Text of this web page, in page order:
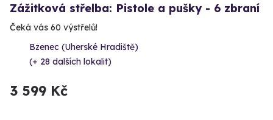
Zážitková střelba: Pistole a pušky - 6 zbraní
Čeká vás 60 výstřelů!
Bzenec (Uherské Hradiště)
(+ 28 dalších lokalit)
3 599 Kč